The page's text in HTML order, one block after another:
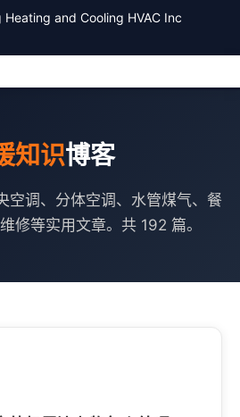
and Cooling HVAC Inc
知识博客
空调、分体空调、水管煤气、餐
修等实用文章。共 192 篇。